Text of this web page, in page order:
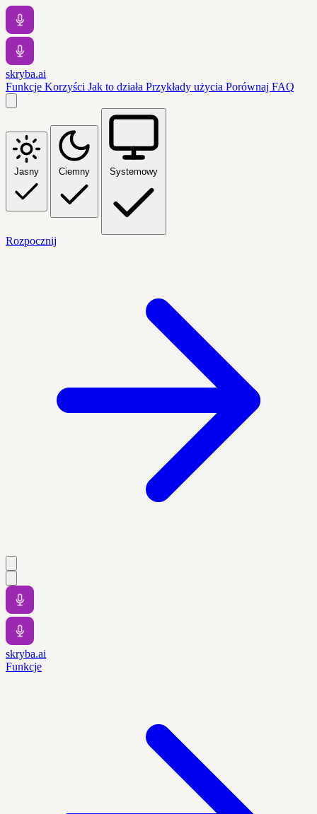
skryba.ai
Funkcje Korzyści Jak to działa Przykłady użycia Porównaj FAQ
Jasny Ciemny Systemowy
Rozpocznij
skryba.ai
Funkcje